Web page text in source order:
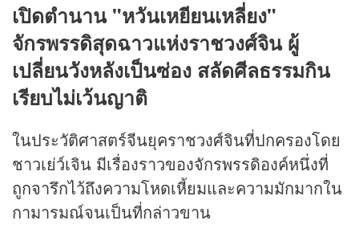
เปิดตำนาน "หวันเหยียนเหลี่ยง"
จักรพรรดิสุดฉาวแห่งราชวงศ์จิน ผู้
เปลี่ยนวังหลังเป็นซ่อง สลัดศีลธรรมกิน
เรียบไม่เว้นญาติ
ในประวัติศาสตร์จีนยุคราชวงศ์จินที่ปกครองโดย
ชาวเย่ว์เจิน มีเรื่องราวของจักรพรรดิองค์หนึ่งที่
ถูกจารึกไว้ถึงความโหดเหี้ยมและความมักมากใน
กามารมณ์จนเป็นที่กล่าวขาน